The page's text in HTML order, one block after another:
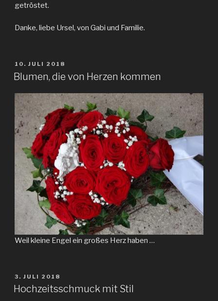
getröstet.
Danke, liebe Ursel, von Gabi und Familie.
VERÖFFENTLICHT
AM
10. JULI 2018
Blumen, die von Herzen kommen
Weil kleine Engel ein großes Herz haben …
VERÖFFENTLICHT
AM
3. JULI 2018
Hochzeitsschmuck mit Stil